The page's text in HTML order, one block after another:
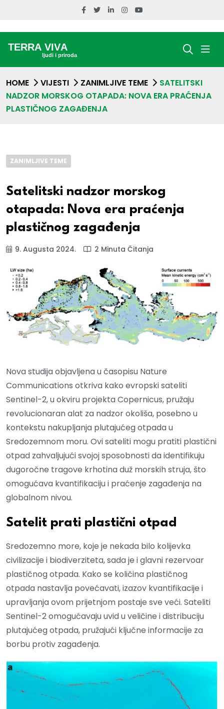
HOME VIJESTI ZANIMLJIVE TEME
SATELITSKI
NADZOR MORSKOG OTAPADA: NOVA ERA PRAĆENJA
PLASTIČNOG ZAGAĐENJA
ZANIMLJIVE TEME
Satelitski nadzor morskog
otapada: Nova era praćenja
plastičnog zagađenja
9. Augusta 2024. 2 Minuta Čitanja
Nova studija objavljena u časopisu Nature
Communications otkriva kako evropski sateliti
Sentinel-2, u okviru projekta Copernicus, pružaju
revolucionaran alat za nadzor okoliša, posebno u
kontekstu nakupljanja plutajućeg otpada u
Sredozemnom moru. Ovi sateliti mogu pratiti plastični
otpad zahvaljujući svojoj sposobnosti da identifikuju
dugoročne tragove krhotina duž morskih struja, što
omogućava kvantifikaciju i praćenje zagađenja na
globalnom nivou.
Satelit prati plastični otpad
Sredozemno more, koje je nekada bilo kolijevka
civilizacije i biodiverziteta, sada je i glavni rezervoar
plastičnog otpada. Kako se količina plastičnog
otpada nastavlja povećavati, izazov kvantifikacije i
upravljanja ovom prijetnjom postaje sve veći. Sateliti
Sentinel-2 omogućavaju uvid u veličine i distribuciju
plutajućeg otpada, pružajući ključne informacije za
borbu protiv zagađenja.